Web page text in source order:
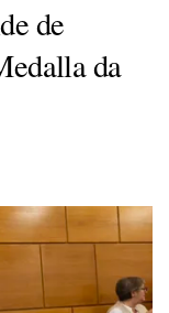
de
da